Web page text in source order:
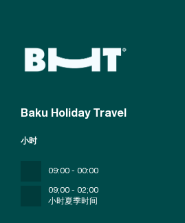
Baku Holiday Travel
小时
09:00 - 00:00
09;00 - 02;00
小时夏季时间